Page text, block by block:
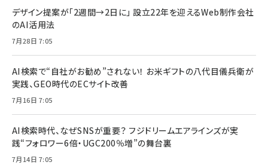
デザイン提案が「2週間→2日に」 設立22年を迎えるWeb制作会社
のAI活用法
7月28日 7:05
AI検索で“自社がお勧め”されない！ お米ギフトの八代目儀兵衛が
実践、GEO時代のECサイト改善
7月16日 7:05
AI検索時代、なぜSNSが重要？ フジドリームエアラインズが実
践“フォロワー6倍・UGC200％増”の舞台裏
7月14日 7:05